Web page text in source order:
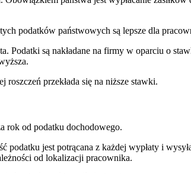
podatków państwowych są lepsze dla
Podatki są nakładane na firmy w oparciu o
przekłada się na niższe stawki.
rok od podatku dochodowego.
podatku jest potrącana z każdej wypłaty i
od lokalizacji pracownika.